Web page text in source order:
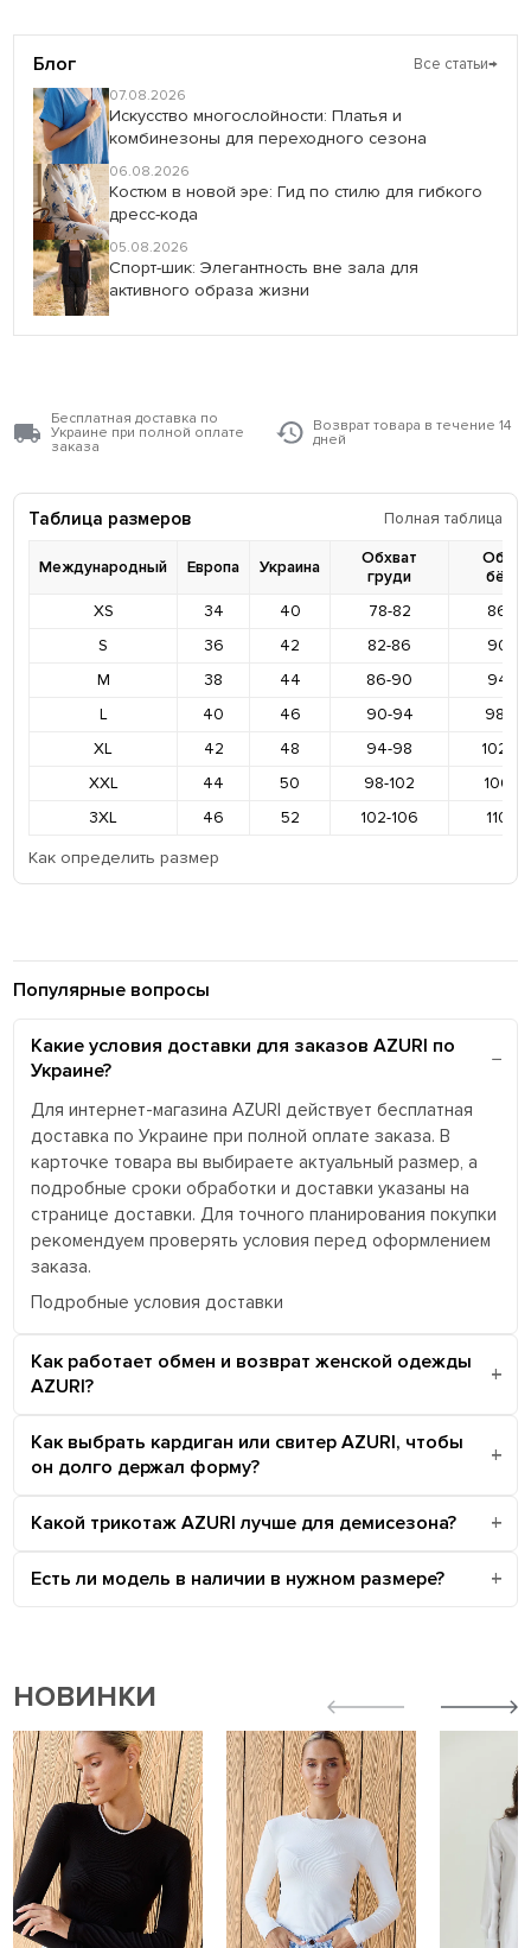
Блог Все статьи→
07.08.2026
Искусство многослойности: Платья и
комбинезоны для переходного сезона
06.08.2026
Костюм в новой эре: Гид по стилю для гибкого
дресс-кода
05.08.2026
Спорт-шик: Элегантность вне зала для
активного образа жизни
Бесплатная доставка по
Украине при полной оплате
заказа
Возврат товара в течение 14
дней
Таблица размеров Полная таблица
Международный Европа Украина
Обхват
груди
XS
34 40 78-82
86-
S
36 42 82-86
90-
M
38 44 86-90
94-
L
40 46 90-94
98-
XL
42 48 94-98
102-
XXL
44 50 98-102
106-
3XL
46 52 102-106
110-
Как определить размер
Популярные вопросы
Какие условия доставки для заказов AZURI по
Украине?
Для интернет-магазина AZURI действует бесплатная
доставка по Украине при полной оплате заказа. В
карточке товара вы выбираете актуальный размер, а
подробные сроки обработки и доставки указаны на
странице доставки. Для точного планирования покупки
рекомендуем проверять условия перед оформлением
заказа.
Подробные условия доставки
Как работает обмен и возврат женской одежды
AZURI?
Как выбрать кардиган или свитер AZURI, чтобы
он долго держал форму?
Какой трикотаж AZURI лучше для демисезона?
Есть ли модель в наличии в нужном размере?
НОВИНКИ